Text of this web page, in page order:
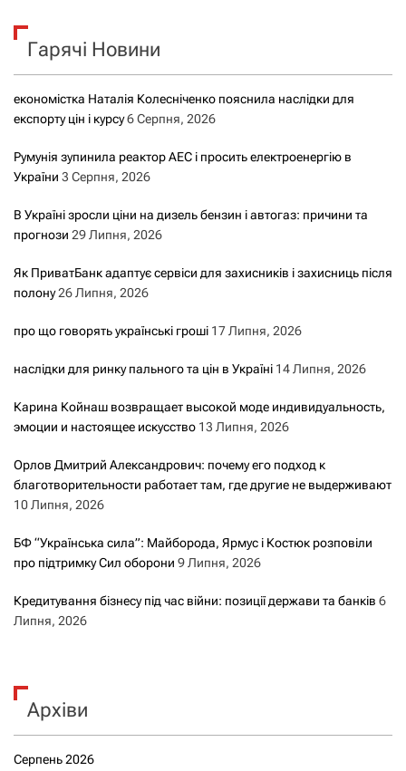
к
Гарячі Новини
економістка Наталія Колесніченко пояснила наслідки для
експорту цін і курсу6 Серпня, 2026
Румунія зупинила реактор АЕС і просить електроенергію в
України 3 Серпня, 2026
В Україні зросли ціни на дизель бензин і автогаз: причини та
прогнози 29 Липня, 2026
Як ПриватБанк адаптує сервіси для захисників і захисниць після
полону26 Липня, 2026
про що говорять українські гроші 17 Липня, 2026
наслідки для ринку пального та цін в Україні 14 Липня, 2026
Карина Койнаш возвращает высокой моде индивидуальность,
эмоции и настоящее искусство 13 Липня, 2026
Орлов Дмитрий Александрович: почему его подход к
благотворительности работает там, где другие не выдерживают
10 Липня, 2026
БФ “Українська сила”: Майборода, Ярмус і Костюк розповіли
про підтримку Сил оборони 9 Липня, 2026
Кредитування бізнесу під час війни: позиції держави та банків 6
Липня, 2026
Архіви
Серпень 2026